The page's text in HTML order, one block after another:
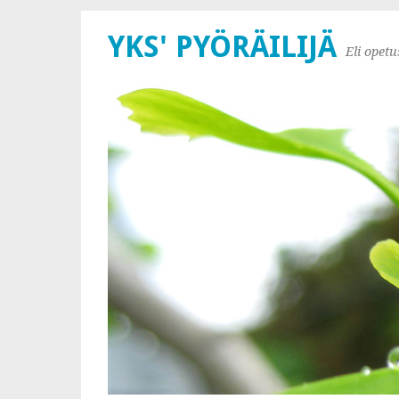
YKS' PYÖRÄILIJÄ Eli